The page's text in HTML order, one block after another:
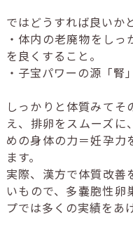
ではどうすれば良いか
・体内の老廃物をし
を良くすること。
・子宝パワーの源「腎
しっかりと体質みて
え、排卵をスムーズに
めの身体の力＝妊孕力
ます。
実際、漢方で体質改善
いもので、多嚢胞性卵
プでは多くの実績をあ